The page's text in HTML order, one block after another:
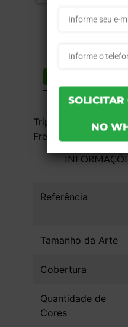
Triplex 250g - 4x0 -
Frente - 10 unid
Referência
Tamanho da Arte
Cobertura
Quantidade de
Cores